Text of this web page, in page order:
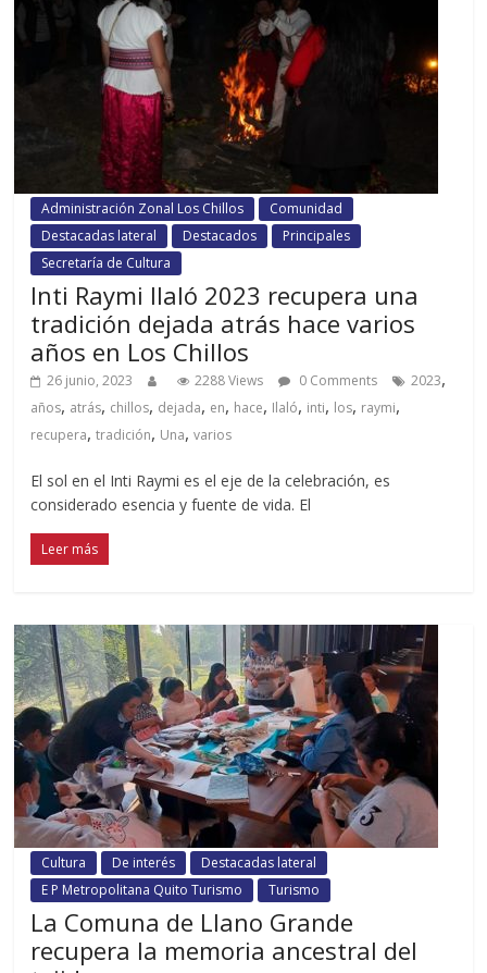
Administración Zonal Los Chillos
Comunidad
Destacadas lateral
Destacados
Principales
Secretaría de Cultura
Inti Raymi Ilaló 2023 recupera una
tradición dejada atrás hace varios
años en Los Chillos
26 junio, 2023 2288 Views 0 Comments 2023,
años, atrás, chillos, dejada, en, hace, Ilaló, inti, los, raymi,
recupera,tradición, Una,varios
El sol en el Inti Raymi es el eje de la celebración, es
considerado esencia y fuente de vida. El
Leer más
Cultura De interés
Destacadas lateral
E P Metropolitana Quito Turismo
Turismo
La Comuna de Llano Grande
recupera la memoria ancestral del